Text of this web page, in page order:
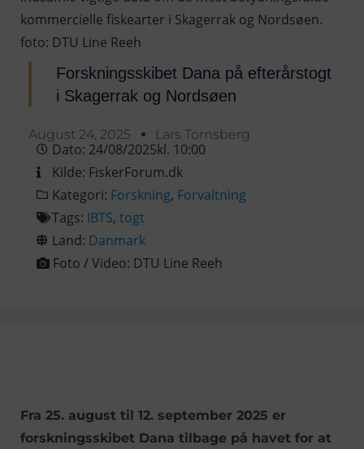
Forskningsskibet Dana på efterårstogt
i Skagerrak og Nordsøen
August 24, 2025 Lars Tornsberg
Dato: 24/08/2025kl. 10:00
Kilde: FiskerForum.dk
Kategori: Forskning, Forvaltning
Tags: IBTS, togt
Land: Danmark
Foto / Video: DTU Line Reeh
Fra 25. august til 12. september 2025 er
forskningsskibet Dana tilbage på havet for at